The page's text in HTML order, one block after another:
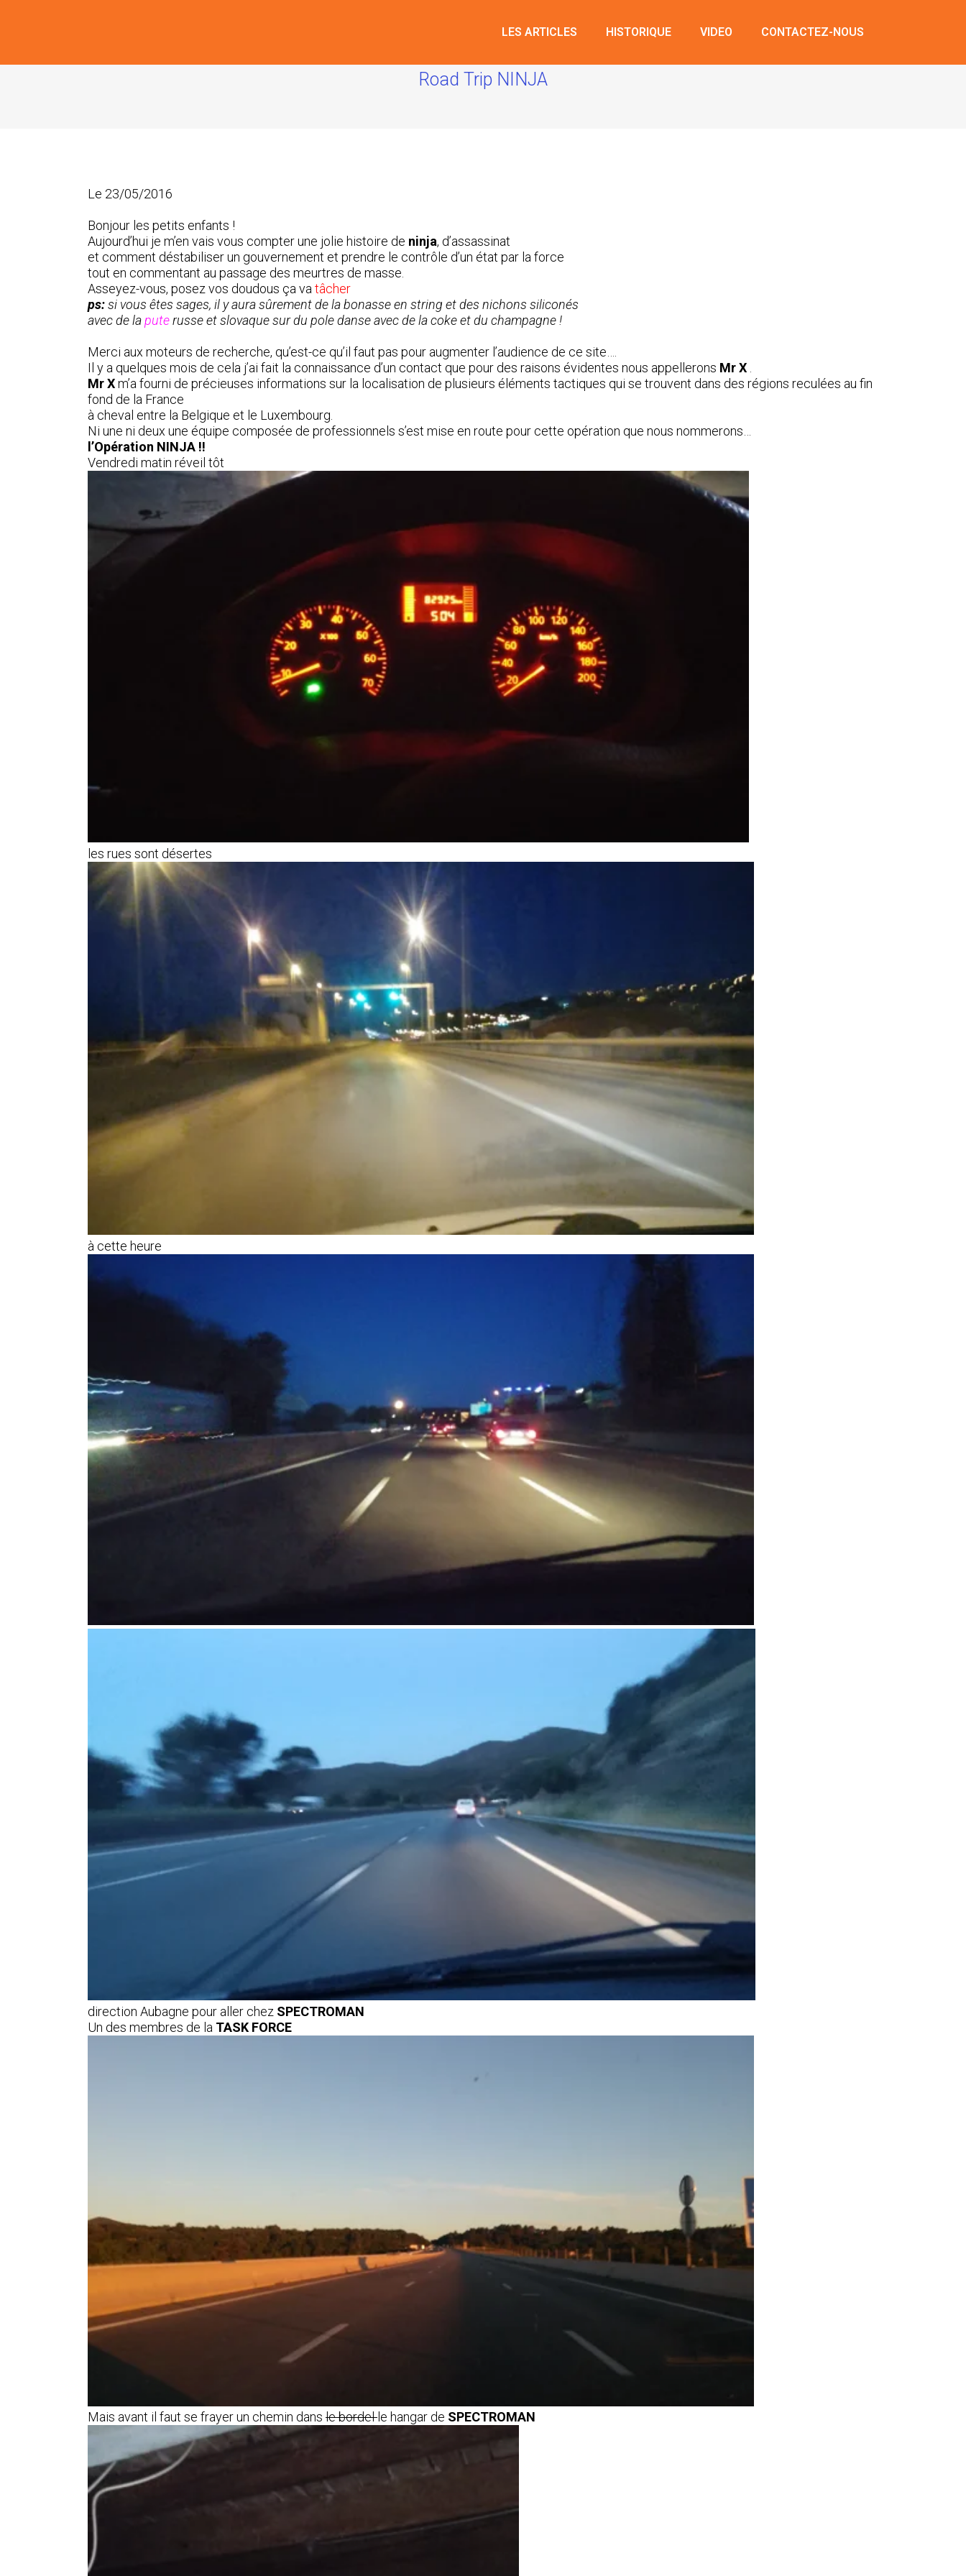
LES ARTICLES HISTORIQUE VIDEO CONTACTEZ-NOUS
Road Trip NINJA
Le 23/05/2016
Bonjour les petits enfants !
Aujourd’hui je m’en vais vous compter une jolie histoire de ninja, d’assassinat
et comment déstabiliser un gouvernement et prendre le contrôle d’un état par la force
tout en commentant au passage des meurtres de masse.
Asseyez-vous, posez vos doudous ça va tâcher
ps:si vous êtes sages, il y aura sûrement de la bonasse en string et des nichons siliconés
avec de laputerusseet slovaque sur du pole danse avec de la coke et du champagne !
Merci aux moteurs de recherche, qu’est-ce qu’il faut pas pour augmenter l’audience de ce site….
Il y a quelques mois de cela j’ai fait la connaissance d’un contact que pour des raisons évidentes nous appellerons Mr X
Mr Xm’a fourni de précieuses informations sur la localisation de plusieurs éléments tactiques qui se trouvent dans des régions reculées au fin
fond de la France
à cheval entre la Belgique et le Luxembourg.
Ni une ni deux une équipe composée de professionnels s’est mise en route pour cette opération que nous nommerons…
l’Opération NINJA !!
Vendredi matin réveil tôt
les rues sont désertes
à cette heure
direction Aubagne pour aller chez SPECTROMAN
Un des membres de la TASK FORCE
Mais avant il faut se frayer un chemin dans le bordel le hangar de SPECTROMAN